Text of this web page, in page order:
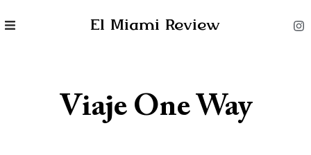
El Miami Review
Viaje One Way